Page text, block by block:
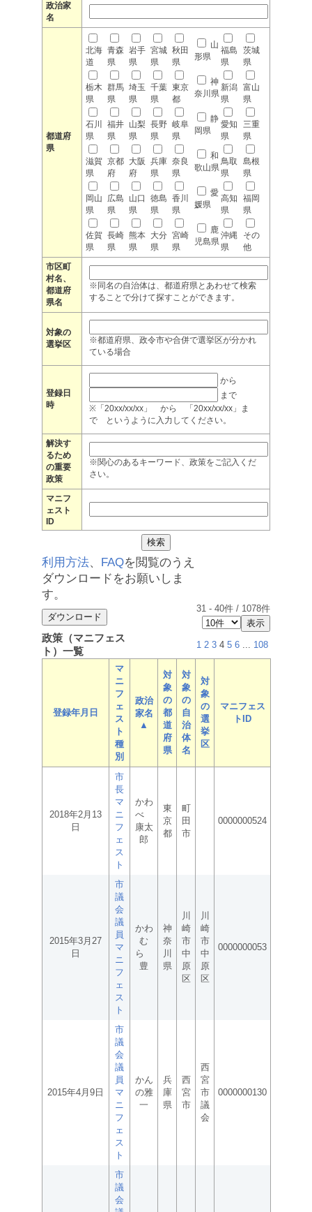
政治家
名
都道府
県
北海
道
青森
県
岩手
県
宮城
県
秋田
県
山
形県
福島
県
茨城
県
栃木
県
群馬
県
埼玉
県
千葉
県
東京
都
神
奈川県
新潟
県
富山
県
石川
県
福井
県
山梨
県
長野
県
岐阜
県
静
岡県
愛知
県
三重
県
滋賀
県
京都
府
大阪
府
兵庫
県
奈良
県
和
歌山県
鳥取
県
島根
県
岡山
県
広島
県
山口
県
徳島
県
香川
県
愛
媛県
高知
県
福岡
県
佐賀
県
長崎
県
熊本
県
大分
県
宮崎
県
鹿
児島県
沖縄
県
その
他
市区町
村名、
都道府
県名
※同名の自治体は、都道府県とあわせて検索
することで分けて探すことができます。
対象の
選挙区
※都道府県、政令市や合併で選挙区が分かれ
ている場合
登録日
時
から
まで
※「20xx/xx/xx」 から 「20xx/xx/xx」ま
で というように入力してください。
解決す
るため
の重要
政策
※関心のあるキーワード、政策をご記入くだ
さい。
マニフ
ェスト
ID
利用方法、 FAQを閲覧のうえ
ダウンロードをお願いしま
す。
31 - 40件 / 1078件
政策（マニフェス
ト）一覧
1 2 3 4 5 6 ... 108
登録年月日
マ
ニ
フ
ェ
ス
ト
種
別
政治
家名
▲
対
象
の
都
道
府
県
対
象
の
自
治
体
名
対
象
の
選
挙
区
マニフェス
トID
2018年2月13
日
市
長
マ
ニ
フ
ェ
ス
ト
かわ
べ
康太
郎
東
京
都
町
田
市
0000000524
2015年3月27
日
市
議
会
議
員
マ
ニ
フ
ェ
ス
ト
かわ
む
ら
豊
神
奈
川
県
川
崎
市
中
原
区
川
崎
市
中
原
区
0000000053
2015年4月9日
市
議
会
議
員
マ
ニ
フ
ェ
ス
ト
かん
の雅
一
兵
庫
県
西
宮
市
西
宮
市
議
会
0000000130
市
議
会